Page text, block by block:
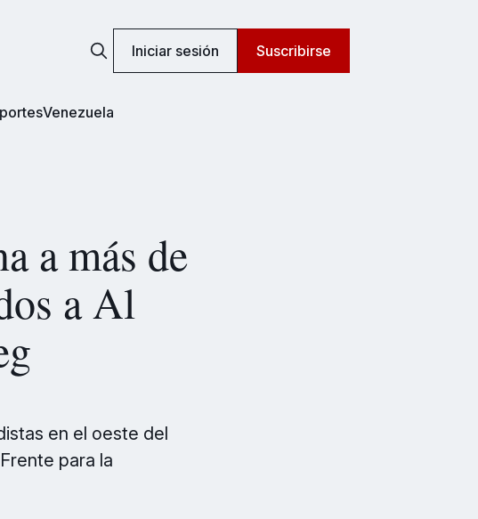
Iniciar sesión Suscribirse
Venezuela
a más de
a Al
en el oeste del
para la